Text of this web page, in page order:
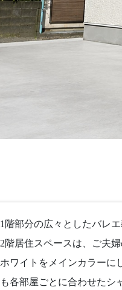
1階部分の広々としたバレ
2階居住スペースは、ご夫
ホワイトをメインカラーに
も各部屋ごとに合わせたシ